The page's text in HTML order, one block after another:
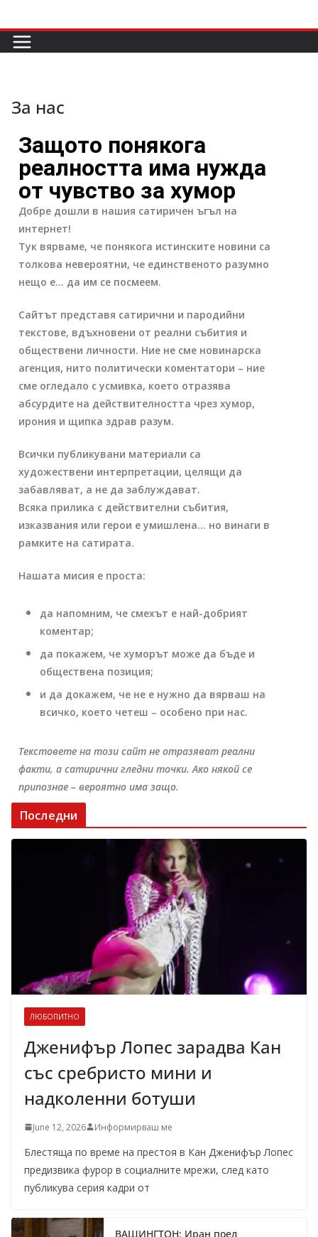
За нас
Защото понякога
реалността има нужда
от чувство за хумор
Добре дошли в нашия сатиричен ъгъл на
интернет!
Тук вярваме, че понякога истинските новини са
толкова невероятни, че единственото разумно
нещо е… да им се посмеем.
Сайтът представя сатирични и пародийни
текстове, вдъхновени от реални събития и
обществени личности. Ние не сме новинарска
агенция, нито политически коментатори – ние
сме огледало с усмивка, което отразява
абсурдите на действителността чрез хумор,
ирония и щипка здрав разум.
Всички публикувани материали са
художествени интерпретации, целящи да
забавляват, а не да заблуждават.
Всяка прилика с действителни събития,
изказвания или герои е умишлена… но винаги в
рамките на сатирата.
Нашата мисия е проста:
да напомним, че смехът е най-добрият
коментар;
да покажем, че хуморът може да бъде и
обществена позиция;
и да докажем, че не е нужно да вярваш на
всичко, което четеш – особено при нас.
Текстовете на този сайт не отразяват реални
факти, а сатирични гледни точки. Ако някой се
припознае – вероятно има защо.
Последни
ЛЮБОПИТНО
Дженифър Лопес зарадва Кан
със сребристо мини и
надколенни ботуши
June 12, 2026 Информирваш ме
Блестяща по време на престоя в Кан Дженифър Лопес
предизвика фурор в социалните мрежи, след като
публикува серия кадри от
ВАШИНГТОН: Иран поел